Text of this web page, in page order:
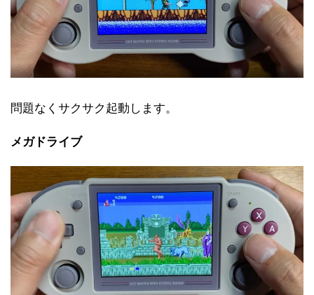
問題なくサクサク起動します。
メガドライブ